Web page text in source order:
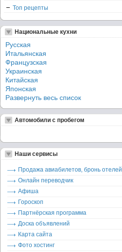
Топ рецепты
Национальные кухни
Русская
Итальянская
Французская
Украинская
Китайская
Японская
Развернуть весь список
Автомобили с пробегом
Наши сервисы
Продажа авиабилетов, бронь отелей
Онлайн переводчик
Афиша
Гороскоп
Партнёрская программа
Доска объявлений
Карта сайта
Фото хостинг